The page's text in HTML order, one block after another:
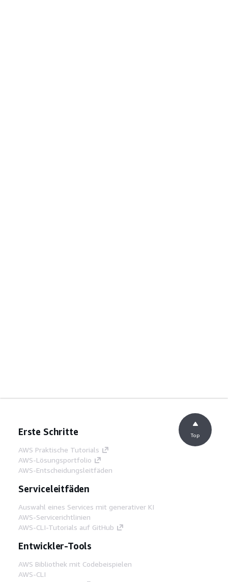
Erste Schritte
AWS Praktische Tutorials
AWS-Lösungsportfolio
AWS-Entscheidungsleitfäden
Serviceleitfäden
Auswahl eines Services mit generativer KI
AWS-Servicerichtlinien
AWS-CLI-Tutorials auf GitHub
Entwickler-Tools
AWS Bibliothek mit Codebeispielen
AWS-CLI
Top